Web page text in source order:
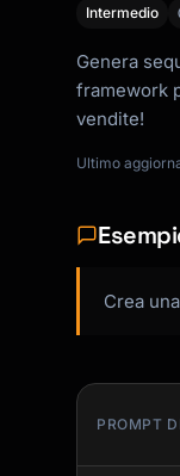
Intermedio
Genera
framework
vendite!
Ultimo
Crea
PROMPT